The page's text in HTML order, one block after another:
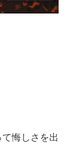
悔しさを出